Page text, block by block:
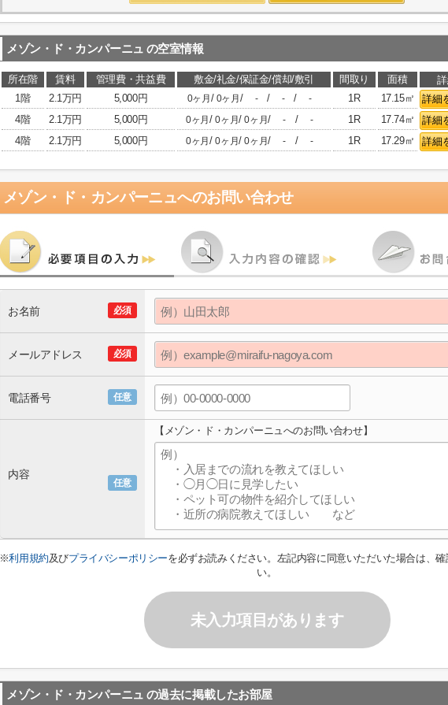
メゾン・ド・カンパーニュ の空室情報
所在階 賃料 管理費・共益費 敷金/礼金/保証金/償却/敷引 間取り 面積
1階
2.1万円 5,000円 0ヶ月 / 0ヶ月 / - / - / - 1R 17.15㎡ 詳細
4階
2.1万円 5,000円 0ヶ月/0ヶ月/0ヶ月/ - / - 1R 17.74㎡ 詳細
4階
2.1万円 5,000円 0ヶ月/0ヶ月/0ヶ月/ - / - 1R 17.29㎡ 詳細
メゾン・ド・カンパーニュへのお問い合わせ
必須
お名前
必須
メールアドレス
任意
電話番号
任意
内容
【メゾン・ド・カンパーニュへのお問い合わせ】
※利用規約及びプライバシーポリシーを必ずお読みください。左記内容に同意いただいた場合は、
い。
未入力項目があります
メゾン・ド・カンパーニュ の過去に掲載したお部屋